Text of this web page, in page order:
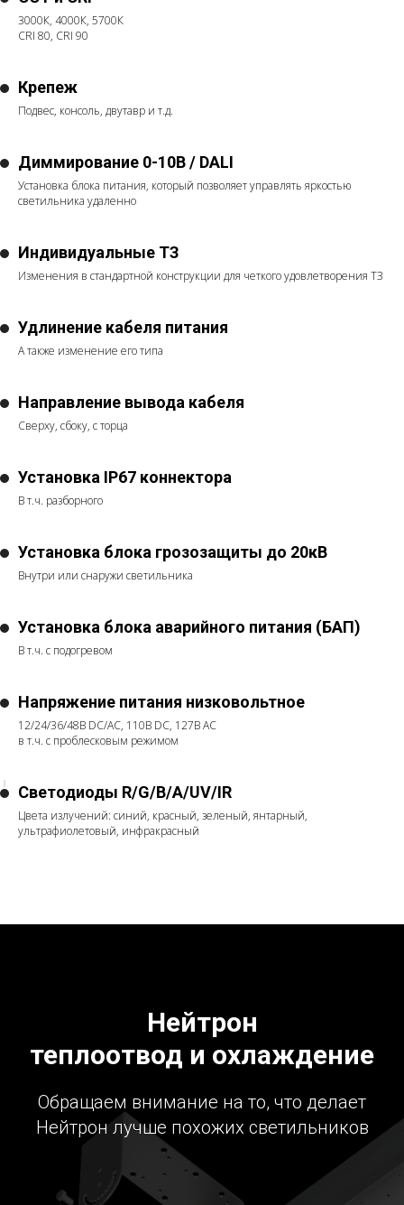
3000К, 4000К, 5700К
CRI 80, CRI 90
Крепеж
Подвес, консоль, двутавр и т.д.
Диммирование 0-10В / DALI
Установка блока питания, который позволяет управлять яркостью
светильника удаленно
Индивидуальные ТЗ
Изменения в стандартной конструкции для четкого удовлетворения ТЗ
Удлинение кабеля питания
А также изменение его типа
Направление вывода кабеля
Сверху, сбоку, с торца
Установка IP67 коннектора
В т.ч. разборного
Установка блока грозозащиты до 20кВ
Внутри или снаружи светильника
Установка блока аварийного питания (БАП)
В т.ч. с подогревом
Напряжение питания низковольтное
12/24/36/48В DC/AC, 110В DC, 127В АС
в т.ч. с проблесковым режимом
Светодиоды R/G/B/A/UV/IR
Цвета излучений: синий, красный, зеленый, янтарный,
ультрафиолетовый, инфракрасный
Нейтрон
теплоотвод и охлаждение
Обращаем внимание на то, что делает
Нейтрон лучше похожих светильников